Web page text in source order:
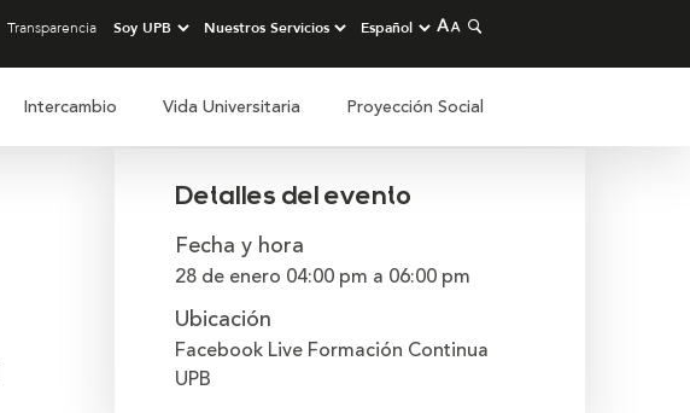
Transparencia
Intercambio Vida Universitaria Proyección Social
Detalles del evento
Fecha y hora
28 de enero 04:00 pm a 06:00 pm
Ubicación
Facebook Live Formación Continua
UPB